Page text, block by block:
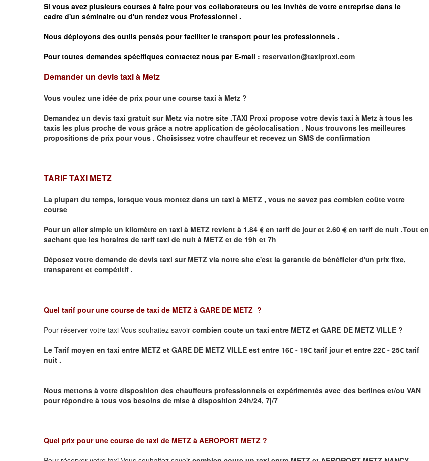
Si vous avez plusieurs courses à faire pour vos collaborateurs ou les invités de votre entreprise dans le
cadre d'un séminaire ou d'un rendez vous Professionnel .
Nous déployons des outils pensés pour faciliter le transport pour les professionnels .
Pour toutes demandes spécifiques contactez nous par E-mail : reservation@taxiproxi.com
Demander un devis taxi à Metz
Vous voulez une idée de prix pour une course taxi à Metz ?
Demandez un devis taxi gratuit sur Metz via notre site .TAXI Proxi propose votre devis taxi à Metz à tous les
taxis les plus proche de vous grâce a notre application de géolocalisation . Nous trouvons les meilleures
propositions de prix pour vous . Choisissez votre chauffeur et recevez un SMS de confirmation
TARIF TAXI METZ
La plupart du temps, lorsque vous montez dans un taxi à METZ , vous ne savez pas combien coûte votre
course
Pour un aller simple un kilomètre en taxi à METZ revient à 1.84 € en tarif de jour et 2.60 € en tarif de nuit .Tout en
sachant que les horaires de tarif taxi de nuit à METZ et de 19h et 7h
Déposez votre demande de devis taxi sur METZ via notre site c'est la garantie de bénéficier d'un prix fixe,
transparent et compétitif .
Quel tarif pour une course de taxi de METZ à GARE DE METZ ?
Pour réserver votre taxi Vous souhaitez savoir combien coute un taxi entre METZ et GARE DE METZ VILLE ?
Le Tarif moyen en taxi entre METZ et GARE DE METZ VILLE est entre 16€ - 19€ tarif jour et entre 22€ - 25€ tarif
nuit .
Nous mettons à votre disposition des chauffeurs professionnels et expérimentés avec des berlines et/ou VAN
pour répondre à tous vos besoins de mise à disposition 24h/24, 7j/7
Quel prix pour une course de taxi de METZ à AEROPORT METZ ?